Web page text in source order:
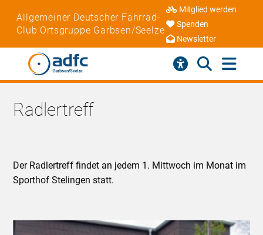
Allgemeiner Deutscher Fahrrad-
Club Ortsgruppe Garbsen/Seelze
Mitglied werden
Spenden
Newsletter
Radlertreff
Der Radlertreff findet an jedem 1. Mittwoch im Monat im
Sporthof Stelingen statt.